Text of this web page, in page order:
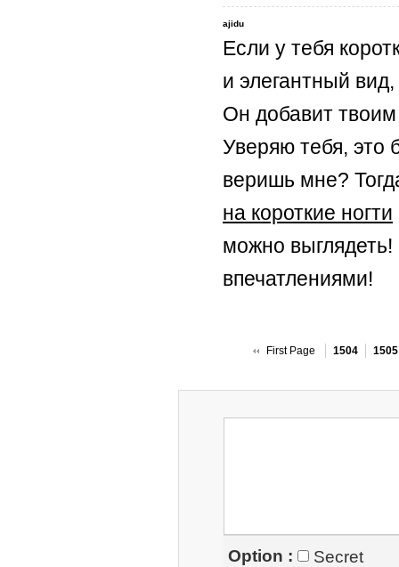
ajidu
Если у тебя
и элегантный
Он добавит
Уверяю тебя, это
веришь мне?
на короткие ногти
можно
впечатлениями!
First Page 1504 1505
Option :
Secret